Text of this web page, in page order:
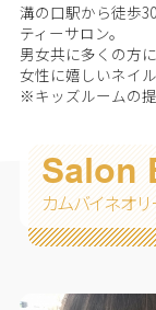
溝の口駅から徒歩
ティーサロン。
男女共に多くの方
女性に嬉しいネイ
※キッズルームの
Salon
カムバイネオ